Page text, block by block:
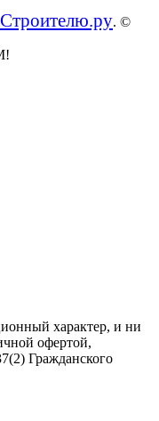
. ©
характер, и ни
офертой,
Гражданского